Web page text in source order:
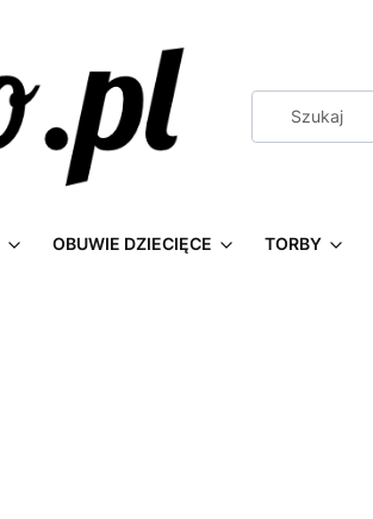
OBUWIE DZIECIĘCE TORBY